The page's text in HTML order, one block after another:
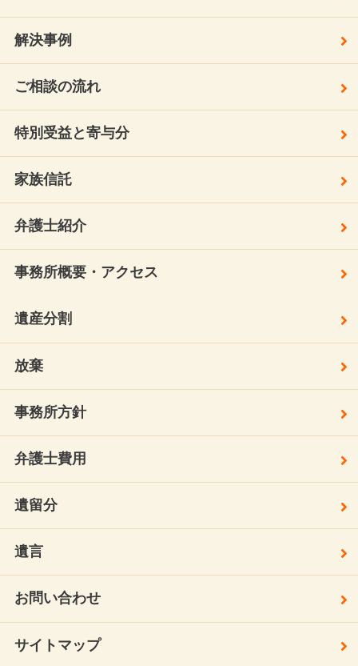
解決事例
ご相談の流れ
特別受益と寄与分
家族信託
弁護士紹介
事務所概要・アクセス
遺産分割
放棄
事務所方針
弁護士費用
遺留分
遺言
お問い合わせ
サイトマップ